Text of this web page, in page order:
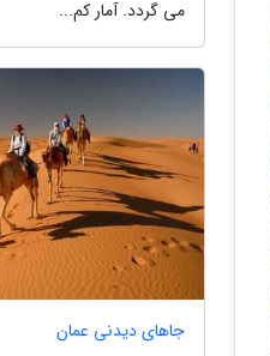
می گردد. آمار کم...
جاهای دیدنی عمان